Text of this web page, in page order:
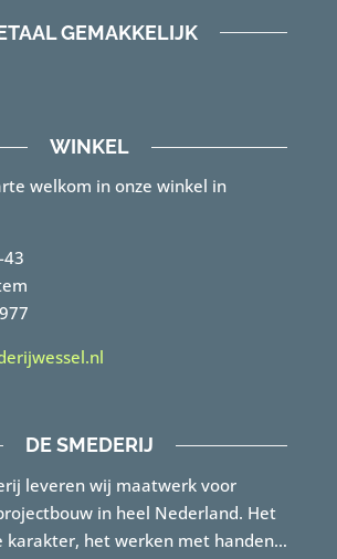
GEMAKKELIJK
WINKEL
welkom in onze winkel in
DE SMEDERIJ
leveren wij maatwerk voor
in heel Nederland. Het
karakter, het werken met handen…